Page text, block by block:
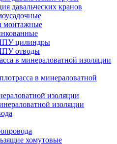
давальческих кранов
монтажные
цилиндры
отводы
в минераловатной изоляции
в минераловатной
изоляции
изоляции
хомутовые